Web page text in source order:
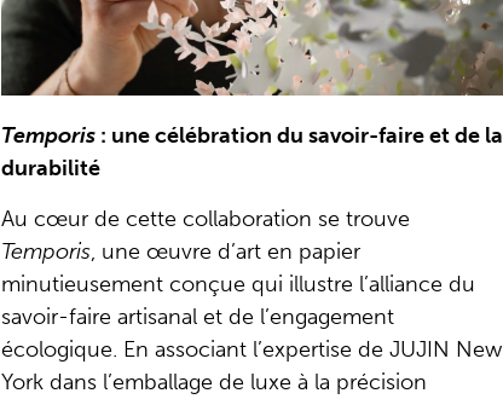
Temporis : une célébration du savoir-faire et de la
durabilité
Au cœur de cette collaboration se trouve
Temporis, une œuvre d’art en papier
minutieusement conçue qui illustre l’alliance du
savoir-faire artisanal et de l’engagement
écologique. En associant l’expertise de JUJIN New
York dans l’emballage de luxe à la précision